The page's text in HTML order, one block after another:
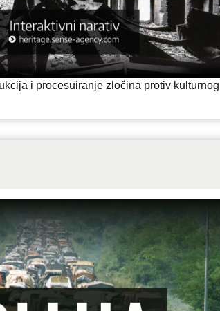
i procesuiranje zločina protiv kulturnog